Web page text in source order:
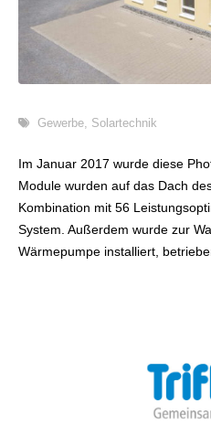
Gewerbe, Solartechnik
Im Januar 2017 wurde diese
Module wurden auf das Dach
Kombination mit 56
System. Außerdem wurde zur
Wärmepumpe installiert,